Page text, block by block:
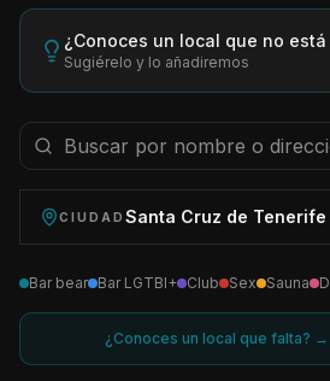
¿Conoces un local que no
Sugiérelo y lo añadiremos
CIUDAD Santa Cruz de Tenerife
Bar bear Bar LGTBI+ Club Sex Sauna
¿Conoces un local que falta?